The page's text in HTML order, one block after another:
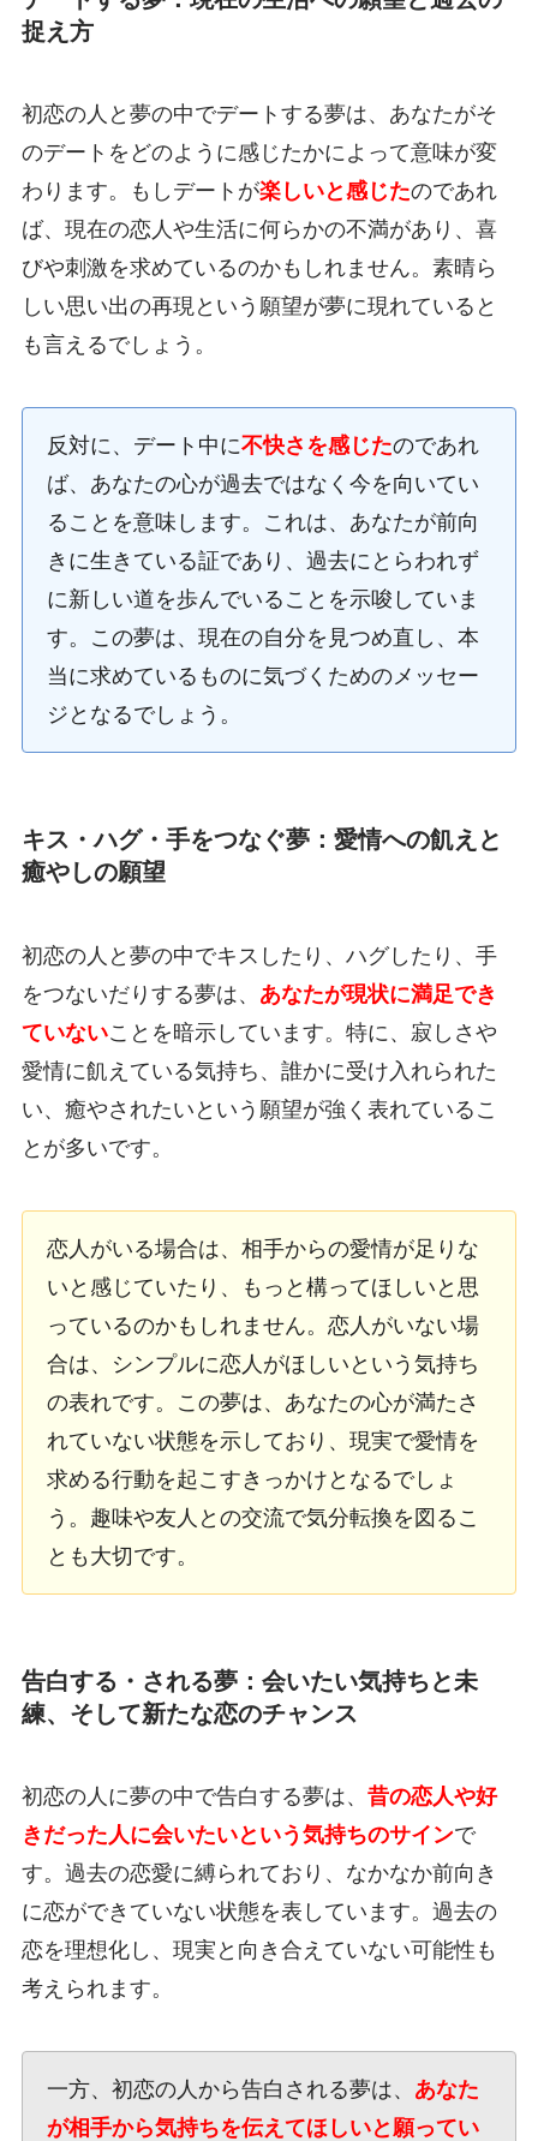
捉え方
初恋の人と夢の中でデートする夢は、あなたがそ
のデートをどのように感じたかによって意味が変
わります。もしデートが楽しいと感じたのであれ
ば、現在の恋人や生活に何らかの不満があり、喜
びや刺激を求めているのかもしれません。素晴ら
しい思い出の再現という願望が夢に現れていると
も言えるでしょう。
反対に、デート中に不快さを感じたのであれ
ば、あなたの心が過去ではなく今を向いてい
ることを意味します。これは、あなたが前向
きに生きている証であり、過去にとらわれず
に新しい道を歩んでいることを示唆していま
す。この夢は、現在の自分を見つめ直し、本
当に求めているものに気づくためのメッセー
ジとなるでしょう。
キス・ハグ・手をつなぐ夢：愛情への飢えと
癒やしの願望
初恋の人と夢の中でキスしたり、ハグしたり、手
をつないだりする夢は、 あなたが現状に満足でき
ていないことを暗示しています。特に、寂しさや
愛情に飢えている気持ち、誰かに受け入れられた
い、癒やされたいという願望が強く表れているこ
とが多いです。
恋人がいる場合は、相手からの愛情が足りな
いと感じていたり、もっと構ってほしいと思
っているのかもしれません。恋人がいない場
合は、シンプルに恋人がほしいという気持ち
の表れです。この夢は、あなたの心が満たさ
れていない状態を示しており、現実で愛情を
求める行動を起こすきっかけとなるでしょ
う。趣味や友人との交流で気分転換を図るこ
とも大切です。
告白する・される夢：会いたい気持ちと未
練、そして新たな恋のチャンス
初恋の人に夢の中で告白する夢は、 昔の恋人や好
きだった人に会いたいという気持ちのサインで
す。過去の恋愛に縛られており、なかなか前向き
に恋ができていない状態を表しています。過去の
恋を理想化し、現実と向き合えていない可能性も
考えられます。
一方、初恋の人から告白される夢は、 あなた
が相手から気持ちを伝えてほしいと願ってい